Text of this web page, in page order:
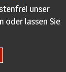
unser
oder lassen Sie